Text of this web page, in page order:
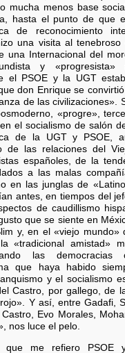
mucha menos base
hasta el punto de que
de reconocimiento
una visita al tenebroso
una Internacional del
y
el PSOE y la UGT
don Enrique se
de las civilizaciones».
«progre»,
el socialismo de salón
de la UGT y PSOE,
de las relaciones del
españoles, de la
a las malas
en las junglas de
antes, en tiempos del
de caudillismo
que se siente en
y, en el «viejo mundo»
«tradicional amistad»
las democracias
que haya habido
y el socialismo
Castro, por gallego, de
Y así, entre Gadafi,
Evo Morales,
nos luce el pelo.
me refiero PSOE